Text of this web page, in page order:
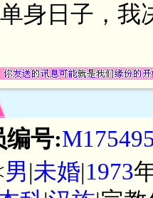
身日子，
编号:
男|未婚|1973